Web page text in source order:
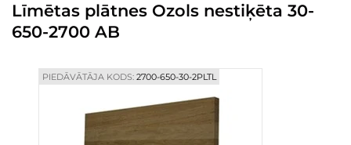
Kontaktinformācija
Līmētas plātnes Ozols nestiķēta 30-
650-2700 AB
PIEDĀVĀTĀJA KODS:2700-650-30-2PLTL